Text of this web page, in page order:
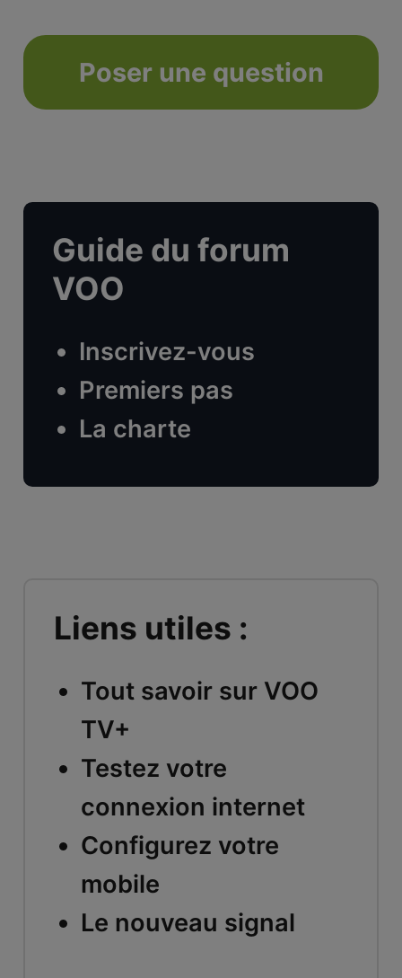
Poser une question
Guide du forum
VOO
Inscrivez-vous
Premiers pas
La charte
Liens utiles :
Tout savoir sur VOO
TV+
Testez votre
connexion internet
Configurez votre
mobile
Le nouveau signal